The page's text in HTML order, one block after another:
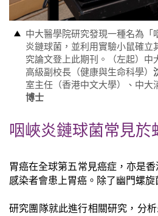
中大醫學院研究發現一種名為
炎鏈球菌，並利用實驗小鼠確
究論文登上此期刊。（左起）
高級副校長（健康與生命科學）
室主任（香港中文大學）、中大
博士
咽峽炎鏈球菌常見於
胃癌在全球第五常見癌症，亦是
感染者會患上胃癌。除了幽門螺
研究團隊就此進行相關研究，分